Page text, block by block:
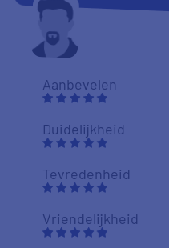
Aanbevelen
Duidelijkheid
Tevredenheid
Vriendelijkheid